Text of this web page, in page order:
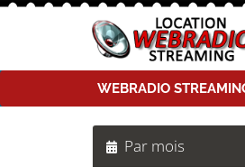
WEBRADIO
Par mois